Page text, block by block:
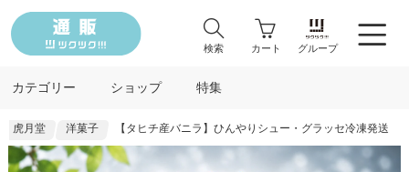
検索 カート グループ
カテゴリー ショップ 特集
虎月堂 洋菓子 【タヒチ産バニラ】ひんやりシュー・グラッセ冷凍発送